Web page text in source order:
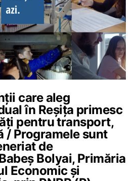
care aleg
în Reșița primesc
pentru transport,
/ Programele sunt
de
Bolyai, Primăria
Economic și